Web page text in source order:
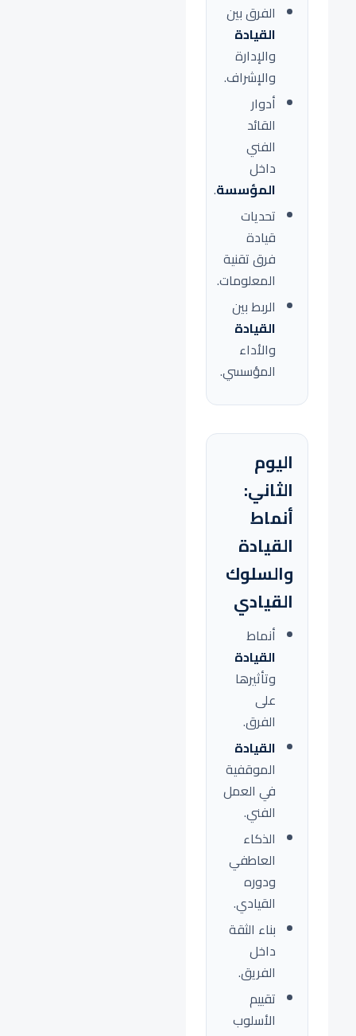
الفرق بين
القيادة
والإدارة
والإشراف.
أدوار
القائد
الفني
داخل
المؤسسة.
تحديات
قيادة
فرق تقنية
المعلومات.
الربط بين
القيادة
والأداء
المؤسسي.
اليوم
الثاني:
أنماط
القيادة
والسلوك
القيادي
أنماط
القيادة
وتأثيرها
على
الفرق.
القيادة
الموقفية
في العمل
الفني.
الذكاء
العاطفي
ودوره
القيادي.
بناء الثقة
داخل
الفريق.
تقييم
الأسلوب